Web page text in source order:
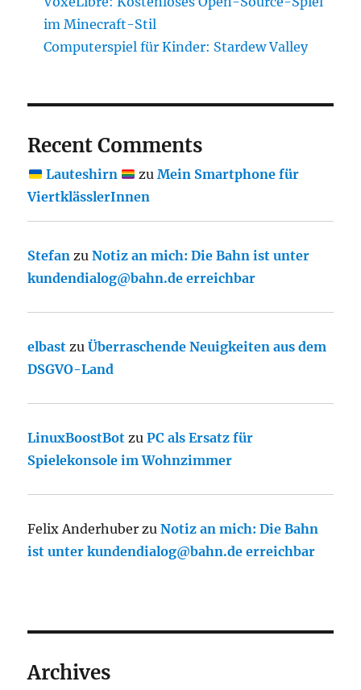
im Minecraft-Stil
Computerspiel für Kinder: Stardew Valley
Recent Comments
Lauteshirn zu Mein Smartphone für
ViertklässlerInnen
Stefan zuNotiz an mich: Die Bahn ist unter
kundendialog@bahn.de erreichbar
elbast zuÜberraschende Neuigkeiten aus dem
DSGVO-Land
LinuxBoostBot zuPC als Ersatz für
Spielekonsole im Wohnzimmer
Felix Anderhuber zuNotiz an mich: Die Bahn
ist unter kundendialog@bahn.de erreichbar
Archives